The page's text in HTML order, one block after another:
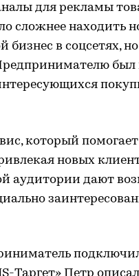
для рекламы
сложнее находить
бизнес в соцсетях,
который
новых
аудитории дают
подключил